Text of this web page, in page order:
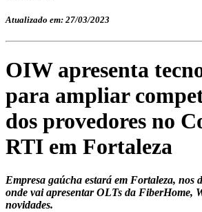
Atualizado em: 27/03/2023
OIW apresenta
para ampliar
dos provedores no
RTI em Fortaleza
Empresa gaúcha estará em Fortaleza, nos
onde vai apresentar OLTs da FiberHome,
novidades.